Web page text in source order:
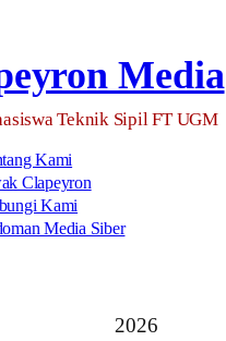
Media
Teknik Sipil FT UGM
Kami
Clapeyron
Kami
Media Siber
2026